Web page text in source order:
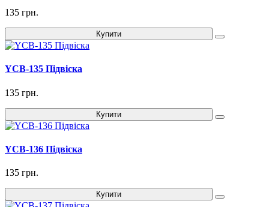
135 грн.
Купити
YCB-135 Підвіска
135 грн.
Купити
YCB-136 Підвіска
135 грн.
Купити